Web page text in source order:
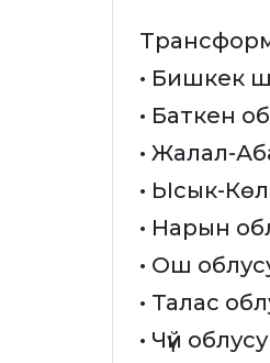
• Бишкек
• Баткен
• Жалал-
• Ысык-
• Нарын
• Ош
• Талас
• Чүй